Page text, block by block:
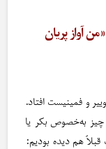
آواز پریان
کوییر و فمینیست افتاد.
چیز به‌خصوص بکر یا
هم دیده بودیم: